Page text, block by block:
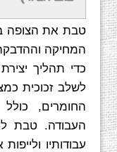
טבת את הצופה
המחיקה
כדי תהליך
לשלב זכוכית
החומרים,
העבודה. טבת
עבודותיו